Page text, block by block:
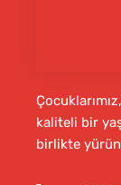
kaliteli bir
birlikte